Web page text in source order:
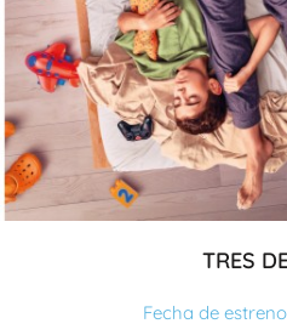
TRES
Fecha de